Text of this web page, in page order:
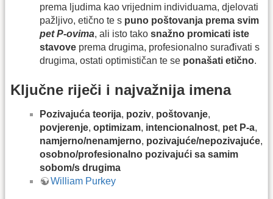
prema ljudima kao vrijednim individuama, djelovati
pažljivo, etično te s puno poštovanja prema svim
pet P-ovima, ali isto tako snažno promicati iste
stavove prema drugima, profesionalno surađivati s
drugima, ostati optimističan te se ponašati etično.
Ključne riječi i najvažnija imena
Pozivajuća teorija, poziv, poštovanje,
povjerenje, optimizam, intencionalnost, pet P-a,
namjerno/nenamjerno, pozivajuće/nepozivajuće,
osobno/profesionalno pozivajući sa samim
sobom/s drugima
William Purkey